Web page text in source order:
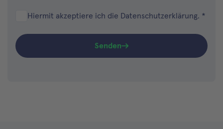
Hiermit akzeptiere ich die Datenschutzerklärung. *
Senden